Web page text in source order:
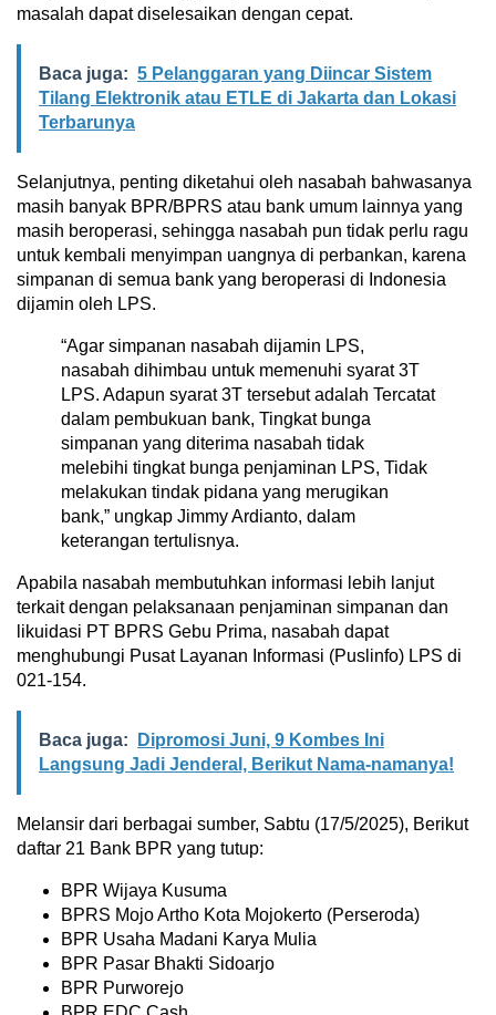
masalah dapat diselesaikan dengan cepat.
Baca juga: 5 Pelanggaran yang Diincar Sistem
Tilang Elektronik atau ETLE di Jakarta dan Lokasi
Terbarunya
Selanjutnya, penting diketahui oleh nasabah bahwasanya
masih banyak BPR/BPRS atau bank umum lainnya yang
masih beroperasi, sehingga nasabah pun tidak perlu ragu
untuk kembali menyimpan uangnya di perbankan, karena
simpanan di semua bank yang beroperasi di Indonesia
dijamin oleh LPS.
“Agar simpanan nasabah dijamin LPS,
nasabah dihimbau untuk memenuhi syarat 3T
LPS. Adapun syarat 3T tersebut adalah Tercatat
dalam pembukuan bank, Tingkat bunga
simpanan yang diterima nasabah tidak
melebihi tingkat bunga penjaminan LPS, Tidak
melakukan tindak pidana yang merugikan
bank,” ungkap Jimmy Ardianto, dalam
keterangan tertulisnya.
Apabila nasabah membutuhkan informasi lebih lanjut
terkait dengan pelaksanaan penjaminan simpanan dan
likuidasi PT BPRS Gebu Prima, nasabah dapat
menghubungi Pusat Layanan Informasi (Puslinfo) LPS di
021-154.
Baca juga:
Dipromosi Juni, 9 Kombes Ini
Langsung Jadi Jenderal, Berikut Nama-namanya!
Melansir dari berbagai sumber, Sabtu (17/5/2025), Berikut
daftar 21 Bank BPR yang tutup:
BPR Wijaya Kusuma
BPRS Mojo Artho Kota Mojokerto (Perseroda)
BPR Usaha Madani Karya Mulia
BPR Pasar Bhakti Sidoarjo
BPR Purworejo